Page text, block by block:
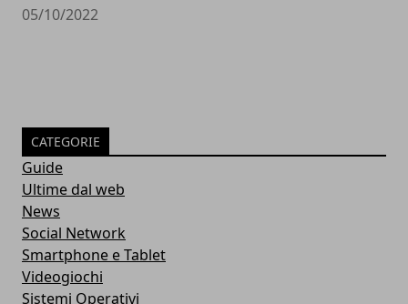
05/10/2022
CATEGORIE
Guide
Ultime dal web
News
Social Network
Smartphone e Tablet
Videogiochi
Sistemi Operativi